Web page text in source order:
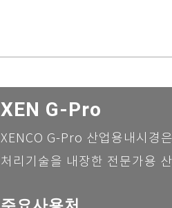
XEN G-Pro
XENCO G-Pro 산업용내시경
처리기술을 내장한 전문가용